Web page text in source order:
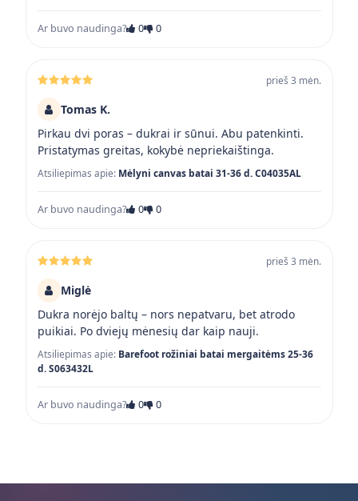
Ar buvo naudinga? 0 0
prieš 3 mėn.
Tomas K.
Pirkau dvi poras – dukrai ir sūnui. Abu patenkinti.
Pristatymas greitas, kokybė nepriekaištinga.
Atsiliepimas apie: Mėlyni canvas batai 31-36 d. C04035AL
Ar buvo naudinga? 0 0
prieš 3 mėn.
Miglė
Dukra norėjo baltų – nors nepatvaru, bet atrodo
puikiai. Po dviejų mėnesių dar kaip nauji.
Atsiliepimas apie: Barefoot rožiniai batai mergaitėms 25-36
d. S063432L
Ar buvo naudinga? 0 0